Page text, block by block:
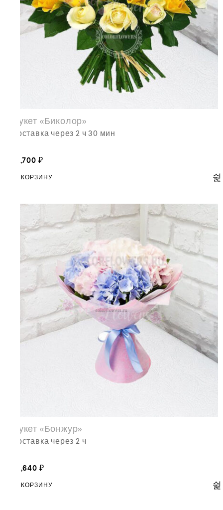
Букет «Биколор»
доставка через 2 ч 30 мин
21,700 ₽
В КОРЗИНУ
Букет «Бонжур»
доставка через 2 ч
13,640 ₽
В КОРЗИНУ